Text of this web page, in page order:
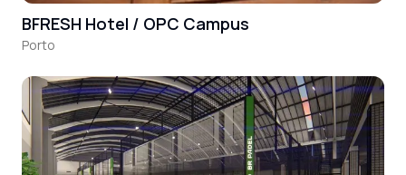
BFRESH Hotel / OPC Campus
Porto